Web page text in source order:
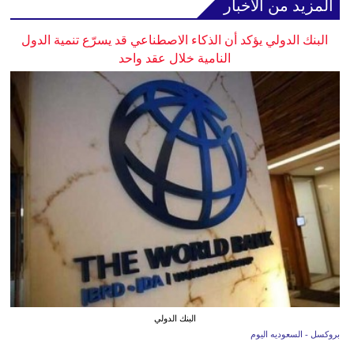
المزيد من الأخبار
البنك الدولي يؤكد أن الذكاء الاصطناعي قد يسرّع تنمية الدول
النامية خلال عقد واحد
البنك الدولي
بروكسل - السعوديه اليوم